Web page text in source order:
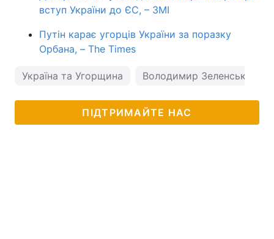
вступ України до ЄС, – ЗМІ
Путін карає угорців України за поразку
Орбана, – The Times
Україна та Угорщина Володимир Зеленський
ПІДТРИМАЙТЕ НАС